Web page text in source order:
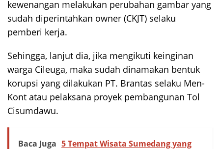
kewenangan melakukan perubahan gambar yang
sudah diperintahkan owner (CKJT) selaku
pemberi kerja.
Sehingga, lanjut dia, jika mengikuti keinginan
warga Cileuga, maka sudah dinamakan bentuk
korupsi yang dilakukan PT. Brantas selaku Men-
Kont atau pelaksana proyek pembangunan Tol
Cisumdawu.
Baca Juga 5 Tempat Wisata Sumedang yang